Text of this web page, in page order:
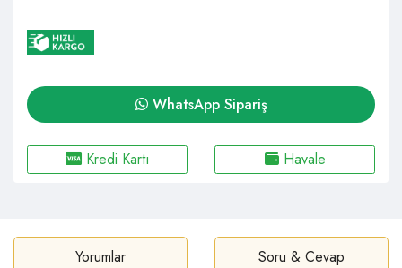
WhatsApp Sipariş
Kredi Kartı Havale
Yorumlar Soru & Cevap